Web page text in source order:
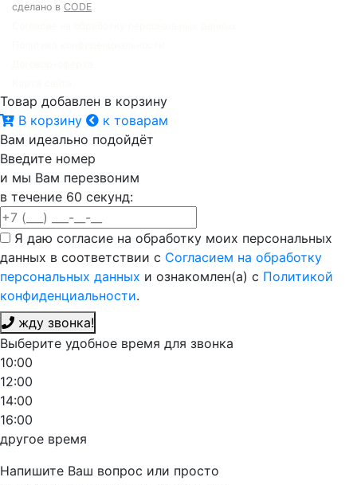
сделано в CODE
Товар добавлен в корзину
В корзину
к товарам
Вам идеально подойдёт
Введите номер
и мы Вам перезвоним
в течение 60 секунд:
Я даю согласие на обработку моих персональных
данных в соответствии с Согласием на обработку
персональных данных и ознакомлен(а) с Политикой
конфиденциальности.
жду звонка!
Выберите удобное время для звонка
10:00
12:00
14:00
16:00
другое время
Напишите Ваш вопрос или просто